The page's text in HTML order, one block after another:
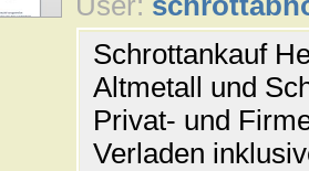
Schrottankauf
Altmetall und
Privat- und
Verladen